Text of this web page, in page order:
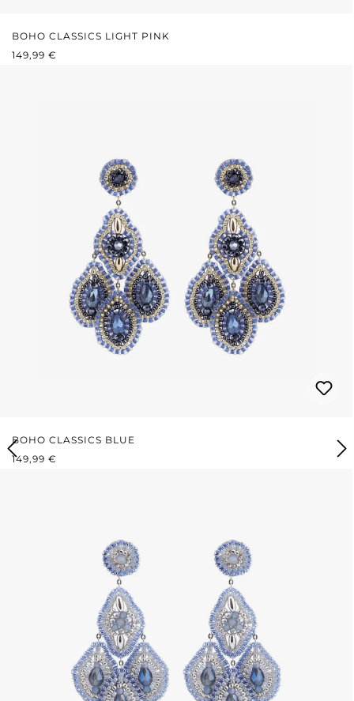
BOHO CLASSICS LIGHT PINK
REGULÄRER PREIS:
149,99 €
BOHO CLASSICS BLUE
REGULÄRER PREIS:
149,99 €